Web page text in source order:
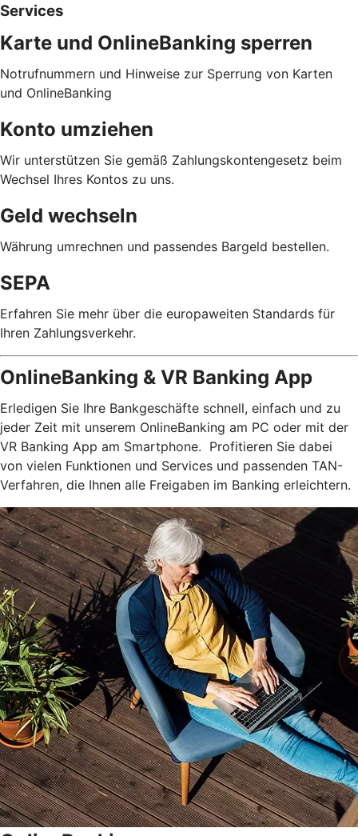
Services
Karte und OnlineBanking sperren
Notrufnummern und Hinweise zur Sperrung von Karten
und OnlineBanking
Konto umziehen
Wir unterstützen Sie gemäß Zahlungskontengesetz beim
Wechsel Ihres Kontos zu uns.
Geld wechseln
Währung umrechnen und passendes Bargeld bestellen.
SEPA
Erfahren Sie mehr über die europaweiten Standards für
Ihren Zahlungsverkehr.
OnlineBanking & VR Banking App
Erledigen Sie Ihre Bankgeschäfte schnell, einfach und zu
jeder Zeit mit unserem OnlineBanking am PC oder mit der
VR Banking App am Smartphone. Profitieren Sie dabei
von vielen Funktionen und Services und passenden TAN-
Verfahren, die Ihnen alle Freigaben im Banking erleichtern.